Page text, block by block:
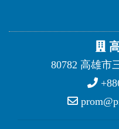
80782 高雄市